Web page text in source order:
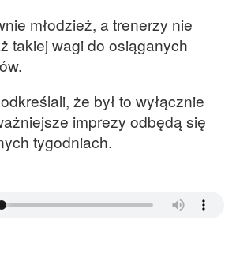
młodzież, a trenerzy nie
takiej wagi do osiąganych
że był to wyłącznie
imprezy odbędą się
tygodniach.